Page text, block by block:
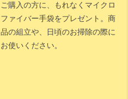
ご購入の方に、もれなくマイクロ
ファイバー手袋をプレゼント。商
品の組立や、日頃のお掃除の際に
お使いください。